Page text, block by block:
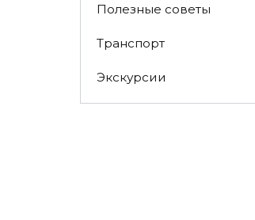
Полезные советы
Транспорт
Экскурсии